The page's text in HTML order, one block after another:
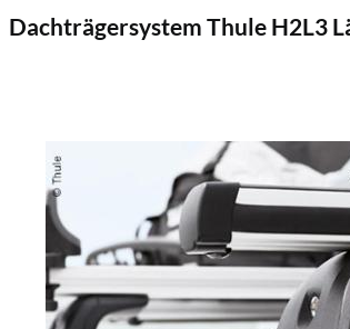
Dachträgersystem Thule H2L3